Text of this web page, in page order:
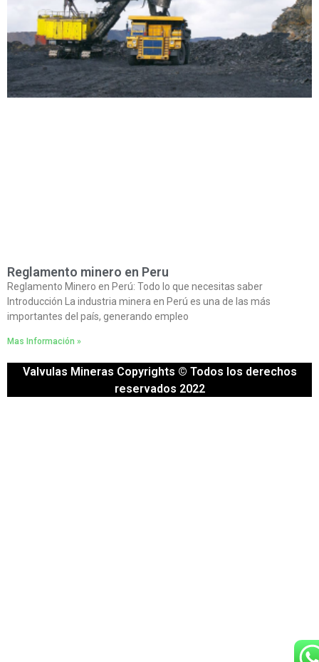
Reglamento minero en Peru
Reglamento Minero en Perú: Todo lo que necesitas saber
Introducción La industria minera en Perú es una de las más
importantes del país, generando empleo
Mas Información »
Valvulas Mineras Copyrights © Todos los derechos
reservados 2022